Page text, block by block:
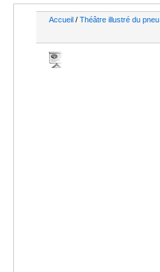
Accueil / Théâtre illustré du pneu